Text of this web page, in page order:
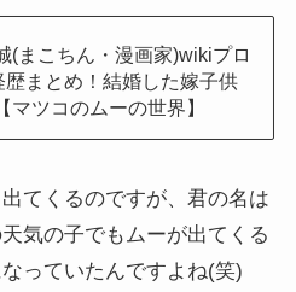
(まこちん・漫画家)wikiプロ
歴まとめ！結婚した嫁子供
マツコのムーの世界】
てくるのですが、君の名は
気の子でもムーが出てくる
っていたんですよね(笑)